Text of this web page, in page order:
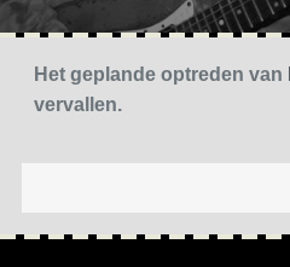
Het geplande optreden van
vervallen.